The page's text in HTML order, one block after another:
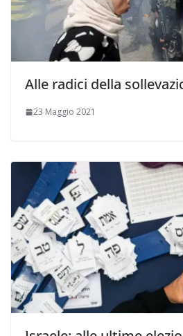
Alle radici della
23 Maggio 2021